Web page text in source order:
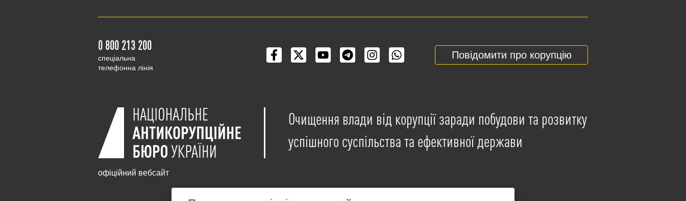
0 800 213 200
cпеціальна
телефонна лінія
Повідомити про корупцію
офіційний вебсайт
Очищення влади від корупції заради побудови та розвитку
успішного суспільства та ефективної держави